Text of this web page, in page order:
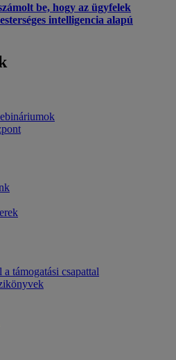
be, hogy az ügyfelek
intelligencia alapú
támogatási csapattal